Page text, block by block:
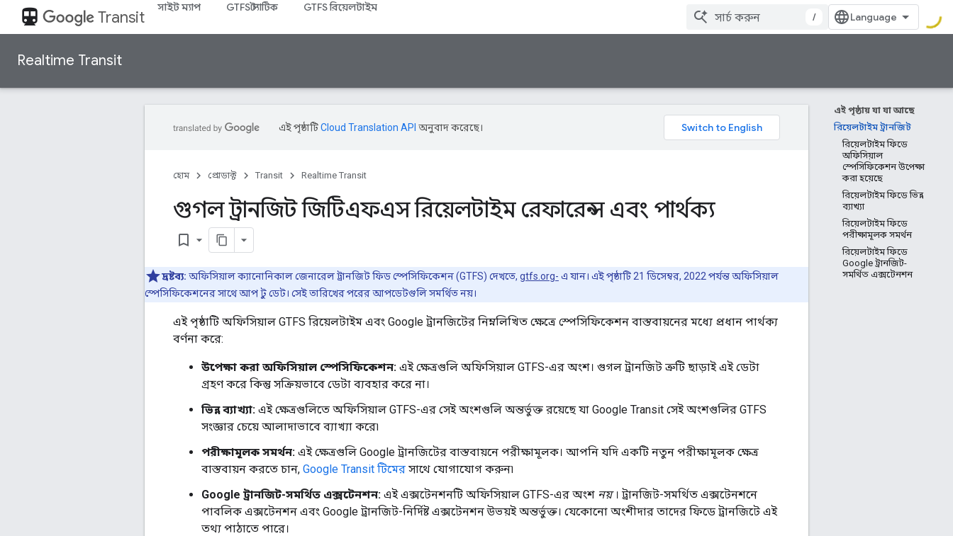
directions_transit Transit
সাইট ম্যাপ GTFS স্ট্যাটিক GTFS রিয়েলটাইম
/
Realtime Transit
এই পৃষ্ঠায় যা যা আছে
রিয়েলটাইম ট্রানজিট
রিয়েলটাইম ফিডে
অফিসিয়াল
স্পেসিফিকেশন উপেক্ষা
করা হয়েছে
রিয়েলটাইম ফিডে ভিন্ন
ব্যাখ্যা
রিয়েলটাইম ফিডে
পরীক্ষামূলক সমর্থন
রিয়েলটাইম ফিডে
Google ট্রানজিট-
সমর্থিত এক্সটেনশন
এই পৃষ্ঠাটিCloud Translation API অনুবাদ করেছে।
হোম প্রোডাক্ট Transit Realtime Transit
গুগল ট্রানজিট জিটিএফএস রিয়েলটাইম রেফারেন্স এবং পার্থক্য
bookmark_border
দ্রষ্টব্য: অফিসিয়াল ক্যানোনিকাল জেনারেল ট্রানজিট ফিড স্পেসিফিকেশন (GTFS) দেখতে, gtfs.org- এ যান। এই পৃষ্ঠাটি 21 ডিসেম্বর, 2022 পর্যন্ত অফিসিয়াল
স্পেসিফিকেশনের সাথে আপ টু ডেট। সেই তারিখের পরের আপডেটগুলি সমর্থিত নয়।
এই পৃষ্ঠাটি অফিসিয়াল GTFS রিয়েলটাইম এবং Google ট্রানজিটের নিম্নলিখিত ক্ষেত্রে স্পেসিফিকেশন বাস্তবায়নের মধ্যে প্রধান পার্থক্য
বর্ণনা করে:
উপেক্ষা করা অফিসিয়াল স্পেসিফিকেশন: এই ক্ষেত্রগুলি অফিসিয়াল GTFS-এর অংশ। গুগল ট্রানজিট ত্রুটি ছাড়াই এই ডেটা
গ্রহণ করে কিন্তু সক্রিয়ভাবে ডেটা ব্যবহার করে না।
ভিন্ন ব্যাখ্যা: এই ক্ষেত্রগুলিতে অফিসিয়াল GTFS-এর সেই অংশগুলি অন্তর্ভুক্ত রয়েছে যা Google Transit সেই অংশগুলির GTFS
সংজ্ঞার চেয়ে আলাদাভাবে ব্যাখ্যা করে৷
পরীক্ষামূলক সমর্থন: এই ক্ষেত্রগুলি Google ট্রানজিটের বাস্তবায়নে পরীক্ষামূলক। আপনি যদি একটি নতুন পরীক্ষামূলক ক্ষেত্র
বাস্তবায়ন করতে চান, Google Transit টিমের সাথে যোগাযোগ করুন৷
Google ট্রানজিট-সমর্থিত এক্সটেনশন: এই এক্সটেনশনটি অফিসিয়াল GTFS-এর অংশ নয়। ট্রানজিট-সমর্থিত এক্সটেনশনে
পাবলিক এক্সটেনশন এবং Google ট্রানজিট-নির্দিষ্ট এক্সটেনশন উভয়ই অন্তর্ভুক্ত। যেকোনো অংশীদার তাদের ফিডে ট্রানজিটে এই
তথ্য পাঠাতে পারে।